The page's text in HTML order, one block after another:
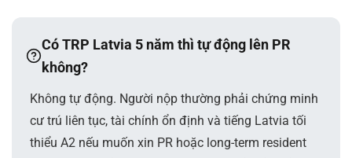
Có TRP Latvia 5 năm thì tự động lên PR
không?
Không tự động. Người nộp thường phải chứng minh
cư trú liên tục, tài chính ổn định và tiếng Latvia tối
thiểu A2 nếu muốn xin PR hoặc long-term resident